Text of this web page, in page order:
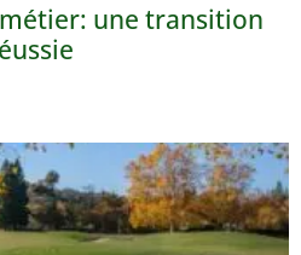
une transition